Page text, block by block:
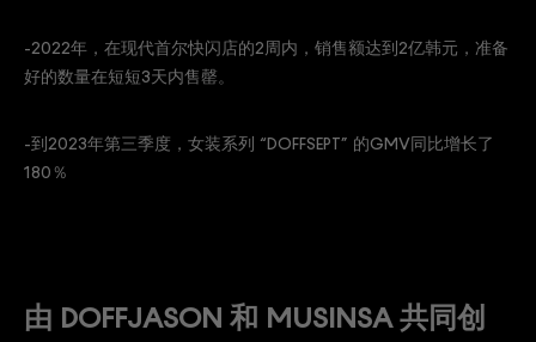
-2022年，在现代首尔快闪店的2周内，销售额达到2亿韩元，准备
好的数量在短短3天内售罄。
-到2023年第三季度，女装系列 “DOFFSEPT” 的GMV同比增长了
180％
由 DOFFJASON 和 MUSINSA 共同创